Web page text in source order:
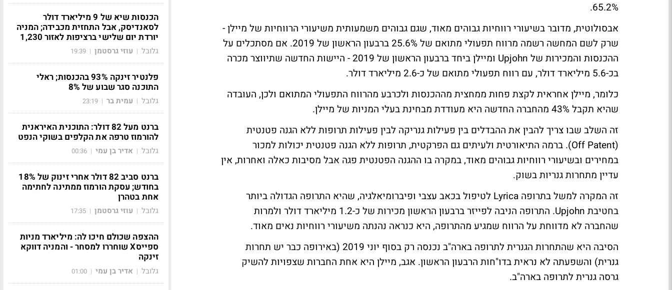
65.2%.
אבסולוטית, מדובר בשיעורי רווחיות גבוהים מאוד, שגם גבוהים משמעותית משיעורי הרווחיות של מיילן -
שרק לשם המחשה רשמה מרווח תפעולי מתואם של 25.6% ברבעון הראשון של 2019. אם מסתכלים על
ההכנסות והמכירות של Upjohn ומיילן ביחד ברבעון הראשון של 2019 - היישות החדשה שתיווצר מכרה
בכ-5.6 מיליארד דולר, עם רווח תפעולי מתואם של כ-2.6 מיליארד דולר.
כלומר, מיילן אחראית לקצת פחות ממחצית מההכנסות ולכרבע מהרווח התפעולי המתואם ולכן, העובדה
שהיא תקבל 43% מהחברה החדשה היא מעודדת מבחינת בעלי המניות של מיילן.
זה השלב שבו צריך להבין את ההבדלים בין פעילות גנריקה לבין פעילות תרופות ללא הגנה פטנטית
(Off Patent). ברמה התיאורטית ולעיתים גם הפרקטית, תרופות ללא הגנה פטנטית יכולות למכור
במחירים ובשיעורי רווחיות גבוהים מאוד, במקרה בו ההגנה הפטנטית פגה אבל מסיבות כאלה ואחרות, אין
עדיין מתחרות גנריות בשוק.
זה המקרה למשל בתרופה Lyrica לטיפול בכאב עצבי ופיברומיאלגיה, שהיא התרופה הגדולה ביותר
בחטיבת Upjohn. התרופה הניבה לפייזר ברבעון הראשון מכירות של כ-1.2 מיליארד דולר ולמרות
שהחברה לא מדווחת על הרווח שמגיע מהתרופה, היא כנראה נהנתה משיעורי רווחיות נאים מאוד.
הסיבה היא שהתחרות הגנרית לתרופה בארה"ב נכנסה רק בסוף יוני 2019 (באירופה כבר יש תחרות
גנרית) והשפעתה לא נראית בדו"חות הרבעון הראשון. אגב, מיילן היא אחת החברות שצפויות להשיק
גרסה גנרית לתרופה בארה"ב.
הכנסות שיא של 9 מיליארד דולר
לסאנדיסק, אבל התחזית מכבידה; המניה
יורדת יום שלישי ברציפות לאזור 1,230
גלובל | עוזי גרסטמן |
19:39
פלנטיר זינקה 93% בהכנסות; ראלי
התוכנה סגר שבוע של 8%
גלובל | עמית בר |
23:19
ברנט מעל 82 דולר: התוכנית האיראנית
להורמוז טרפה את הקלפים בשוקי הנפט
גלובל | אדיר בן עמי |
00:36
ברנט סביב 82 דולר אחרי זינוק של 18%
בחודש; עסקת הורמוז ממתינה לחתימה
אחת בטהרן
גלובל | עוזי גרסטמן |
17:35
ההצפה שכולם חיכו לה: מיליארד מניות
ספייסX שוחררו למסחר - והמניה דווקא
זינקה
גלובל | אדיר בן עמי |
01:00